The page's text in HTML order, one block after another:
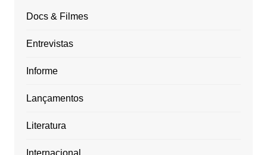
Docs & Filmes
Entrevistas
Informe
Lançamentos
Literatura
Internacional